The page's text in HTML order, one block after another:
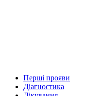
Перші прояви
Діагностика